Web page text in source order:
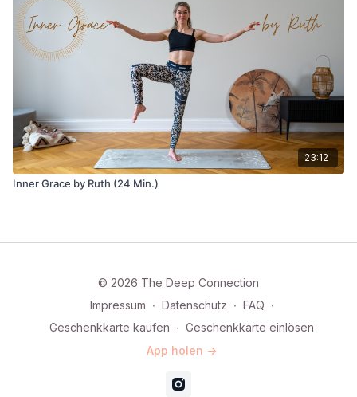
23:12
Inner Grace by Ruth (24 Min.)
© 2026 The Deep Connection
Impressum ∙ Datenschutz ∙ FAQ ∙
Geschenkkarte kaufen ∙ Geschenkkarte einlösen
App holen ->